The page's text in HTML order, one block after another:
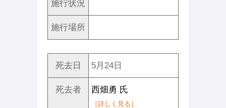
施行状況
施行場所
死去日 5月24日
死去者 西畑勇 氏
［詳しく見る］